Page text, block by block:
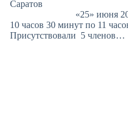
«25» июня 2021 г.
10 часов 30 минут по 11
Присутствовали 5 членов…